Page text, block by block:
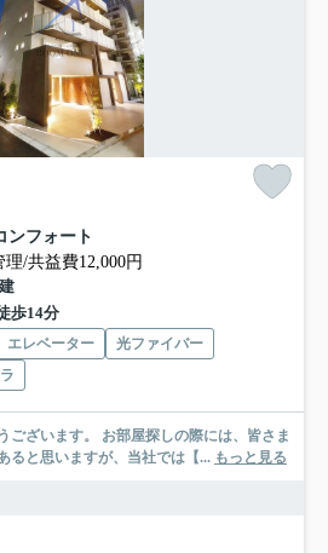
ンフォート
理/共益費12,000円
歩14分
エレベーター
光ファイバー
探しの際には、皆さま
ると思いますが、当社では【... もっと見る